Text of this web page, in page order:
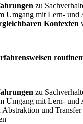
zu
Umgang mit Lern- und
Kontexten
zu
Umgang mit Lern- und
Abstraktion und Transfer